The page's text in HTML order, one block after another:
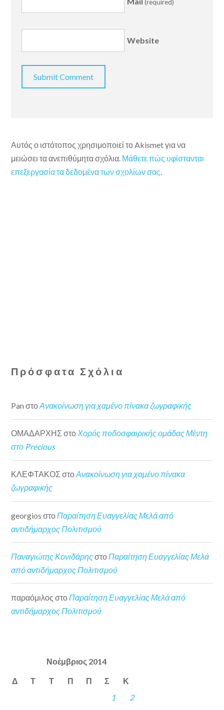
(required)
Website
Αυτός ο ιστότοπος χρησιμοποιεί το Akismet για να
μειώσει τα ανεπιθύμητα σχόλια. Μάθετε πώς υφίστανται
επεξεργασία τα δεδομένα των σχολίων σας.
Πρόσφατα Σχόλια
Pan στοΑνακοίνωση για χαμένο πίνακα ζωγραφικής
ΟΜΑΔΑΡΧΗΣ στοΧορός ποδοσφαιρικής ομάδας Μέντη
στο Precious
ΚΛΕΦΤΑΚΟΣ στοΑνακοίνωση για χαμένο πίνακα
ζωγραφικής
georgios στο Παραίτηση Ευαγγελίας Μελά από
αντιδήμαρχος Πολιτισμού
Παναγιώτης Κονιδάρηςστο Παραίτηση Ευαγγελίας Μελά
από αντιδήμαρχος Πολιτισμού
παραόμιλος στοΠαραίτηση Ευαγγελίας Μελά από
αντιδήμαρχος Πολιτισμού
Νοέμβριος 2014
Δ Τ Τ Π Π Σ Κ
1
2